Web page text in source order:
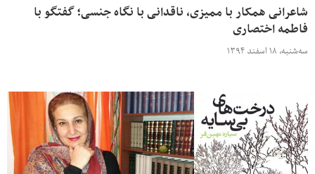
شاعرانی همکار با ممیزی، ناقدانی با نگاه جنسی؛ گفتگو با
فاطمه اختصاری
سه‌شنبه، ۱۸ اسفند ۱۳۹۴